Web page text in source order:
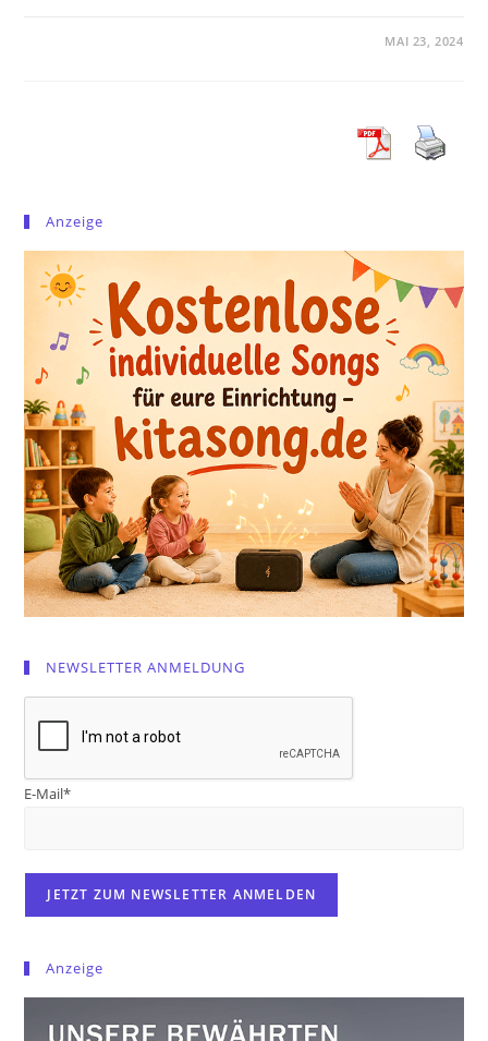
MAI 23, 2024
Anzeige
NEWSLETTER ANMELDUNG
E-Mail*
Anzeige